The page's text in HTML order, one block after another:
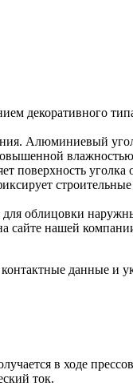
декоративного
Алюминиевый
поверхность уголка
облицовки
сайте нашей
данные и
в ходе
ток.